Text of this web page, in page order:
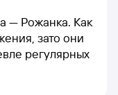
— Рожанка. Как
зато они
регулярных